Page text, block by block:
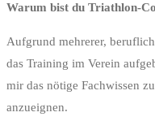
Warum bist du Triathlon-
Aufgrund mehrerer,
das Training im Verein
mir das nötige Fachwissen
anzueignen.